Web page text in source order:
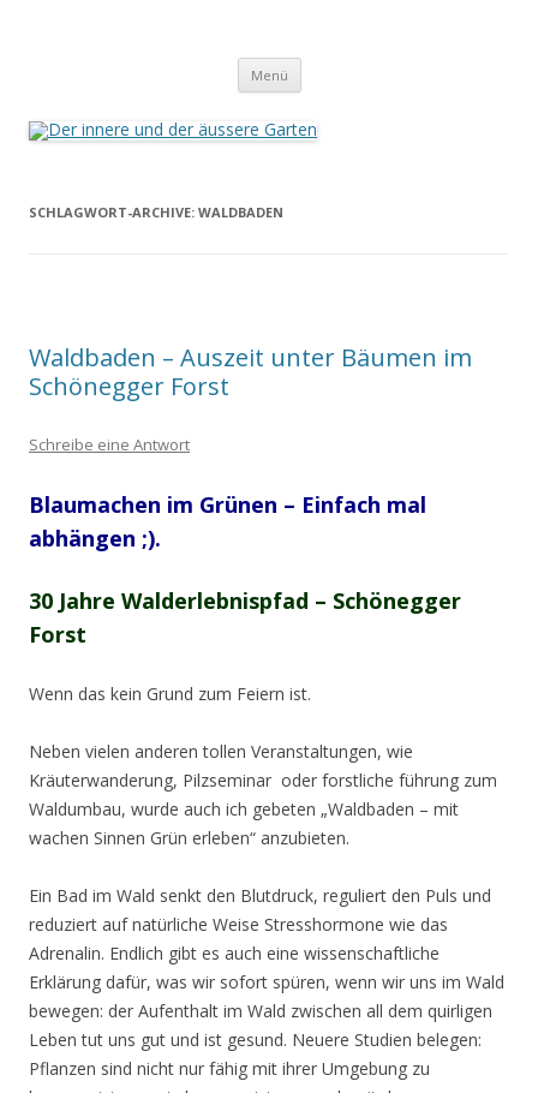
Menü Zum
springen
SCHLAGWORT-ARCHIVE: WALDBADEN
Waldbaden – Auszeit unter Bäumen im
Schönegger Forst
Schreibe eine Antwort
Blaumachen im Grünen – Einfach mal
abhängen ;).
30 Jahre Walderlebnispfad – Schönegger
Forst
Wenn das kein Grund zum Feiern ist.
Neben vielen anderen tollen Veranstaltungen, wie
Kräuterwanderung, Pilzseminar oder forstliche führung zum
Waldumbau, wurde auch ich gebeten „Waldbaden – mit
wachen Sinnen Grün erleben“ anzubieten.
Ein Bad im Wald senkt den Blutdruck, reguliert den Puls und
reduziert auf natürliche Weise Stresshormone wie das
Adrenalin. Endlich gibt es auch eine wissenschaftliche
Erklärung dafür, was wir sofort spüren, wenn wir uns im Wald
bewegen: der Aufenthalt im Wald zwischen all dem quirligen
Leben tut uns gut und ist gesund. Neuere Studien belegen:
Pflanzen sind nicht nur fähig mit ihrer Umgebung zu